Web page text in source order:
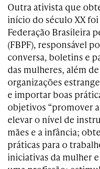
Outra ativista que
início do século XX
Federação Brasileira
(FBPF), responsável
conversa, boletins e
das mulheres, além
organizações
e importar boas
objetivos “promover
elevar o nível de
mães e a infância;
práticas para o
iniciativas da mulher